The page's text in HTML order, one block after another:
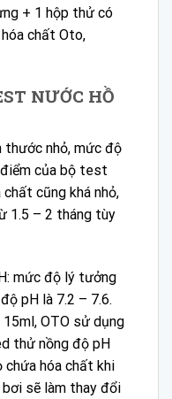
+ 1 hộp thử có
chất Oto,
NƯỚC HỒ
thước nhỏ, mức độ
của bộ test
cũng khá nhỏ,
1.5 – 2 tháng tùy
mức độ lý tưởng
pH là 7.2 – 7.6.
OTO sử dụng
thử nồng độ pH
chứa hóa chất khi
sẽ làm thay đổi